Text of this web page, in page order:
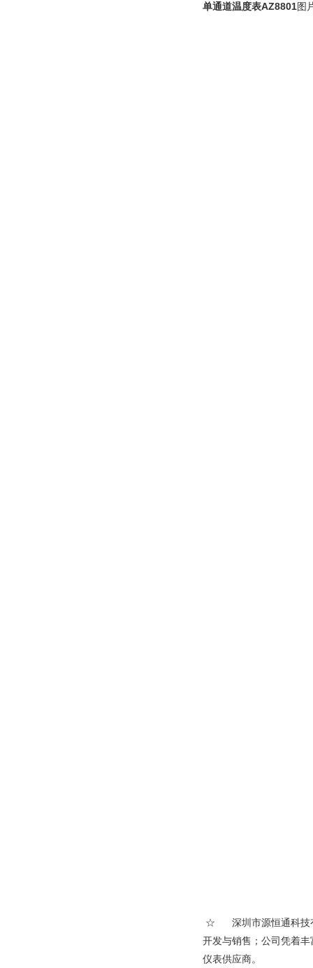
单通道温度表AZ8801图
☆ 深圳市源恒通科技有
开发与销售；公司凭着
仪表供应商。